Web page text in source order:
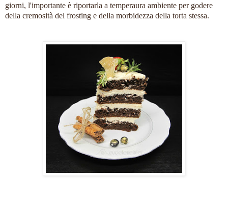
giorni, l'importante è riportarla a temperaura ambiente per godere
della cremosità del frosting e della morbidezza della torta stessa.